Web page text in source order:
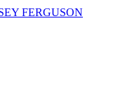
FERGUSON